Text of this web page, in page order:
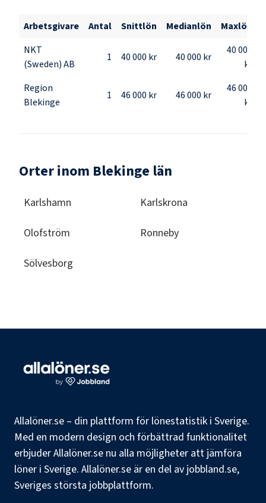
Arbetsgivare Antal Snittlön Medianlön
Maxlön
NKT
(Sweden) AB
1 40 000 kr 40 000 kr
40 000
kr
Region
Blekinge
1 46 000 kr 46 000 kr
46 000
kr
Orter inom Blekinge län
Karlshamn Karlskrona
Olofström Ronneby
Sölvesborg
Allalöner.se – din plattform för lönestatistik i Sverige.
Med en modern design och förbättrad funktionalitet
erbjuder Allalöner.se nu alla möjligheter att jämföra
löner i Sverige. Allalöner.se är en del av jobbland.se,
Sveriges största jobbplattform.